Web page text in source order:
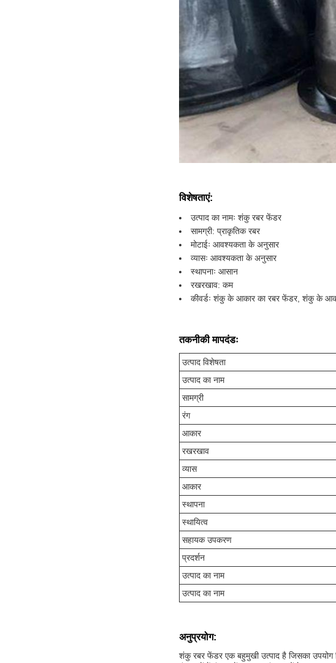
विशेषताएं:
उत्पाद का नामः शंकु रबर फेंडर
सामग्री: प्राकृतिक रबर
मोटाईः आवश्यकता के अनुसार
व्यासः आवश्यकता के अनुसार
स्थापनाः आसान
रखरखाव: कम
कीवर्डः शंकु के आकार का रबर फेंडर, शंकु के
तकनीकी मापदंडः
उत्पाद विशेषता
उत्पाद का नाम
सामग्री
रंग
आकार
रखरखाव
व्यास
आकार
स्थापना
स्थायित्व
सहायक उपकरण
प्रदर्शन
उत्पाद का नाम
उत्पाद का नाम
अनुप्रयोग:
शंकु रबर फेंडर एक बहुमुखी उत्पाद है जिसका उपयोग